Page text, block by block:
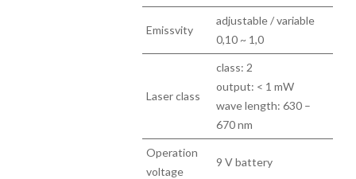
Emissvity
adjustable / variable
0,10 ~ 1,0
Laser class
class: 2
output: < 1 mW
wave length: 630 –
670 nm
Operation
voltage
9 V battery